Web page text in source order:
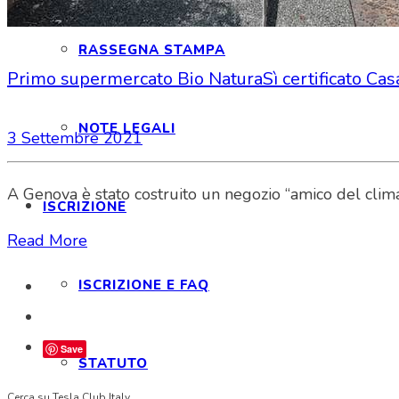
RASSEGNA STAMPA
NOTE LEGALI
ISCRIZIONE
ISCRIZIONE E FAQ
STATUTO
Primo supermercato Bio NaturaSì certificato
3 Settembre 2021
A Genova è stato costruito un negozio “amico del
Read More
Save